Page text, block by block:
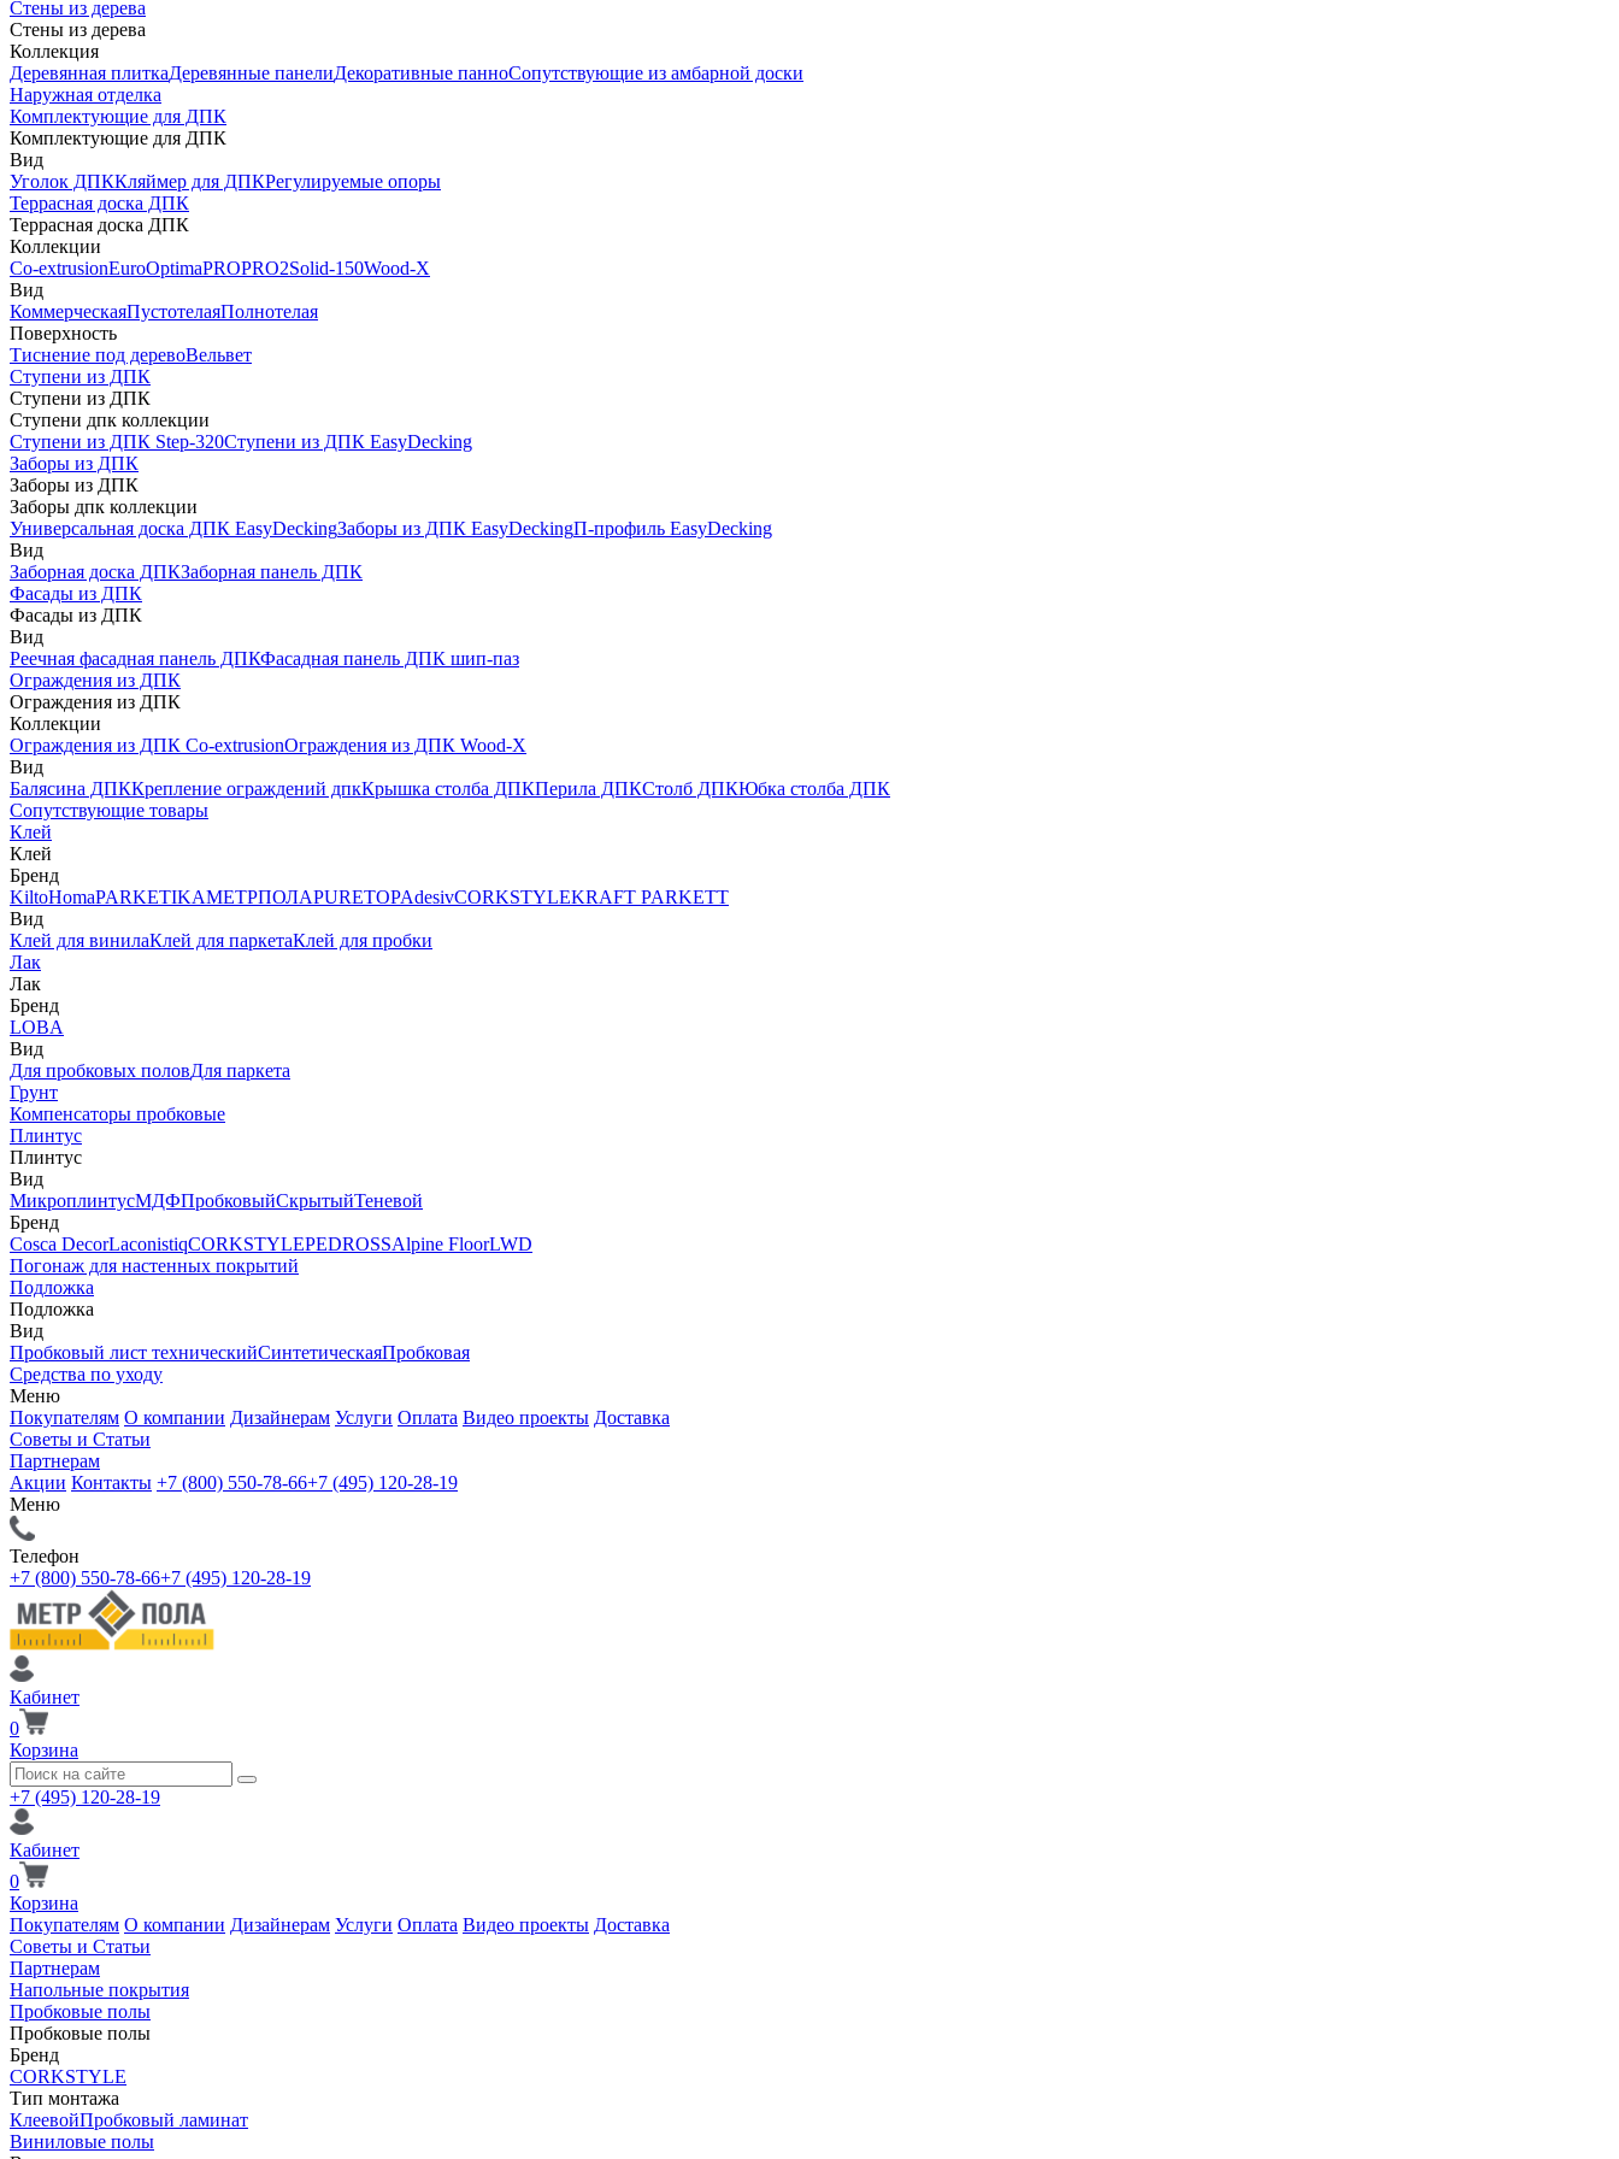
Стены из дерева
Стены из дерева
Коллекция
Деревянная плиткаДеревянные панелиДекоративные панноСопутствующие из амбарной доски
Наружная отделка
Комплектующие для ДПК
Комплектующие для ДПК
Вид
Уголок ДПККляймер для ДПКРегулируемые опоры
Террасная доска ДПК
Террасная доска ДПК
Коллекции
Co-extrusionEuroOptimaPROPRO2Solid-150Wood-X
Вид
КоммерческаяПустотелаяПолнотелая
Поверхность
Тиснение под деревоВельвет
Ступени из ДПК
Ступени из ДПК
Ступени дпк коллекции
Ступени из ДПК Step-320Ступени из ДПК EasyDecking
Заборы из ДПК
Заборы из ДПК
Заборы дпк коллекции
Универсальная доска ДПК EasyDeckingЗаборы из ДПК EasyDeckingП-профиль EasyDecking
Вид
Заборная доска ДПКЗаборная панель ДПК
Фасады из ДПК
Фасады из ДПК
Вид
Реечная фасадная панель ДПКФасадная панель ДПК шип-паз
Ограждения из ДПК
Ограждения из ДПК
Коллекции
Ограждения из ДПК Co-extrusionОграждения из ДПК Wood-X
Вид
Балясина ДПККрепление ограждений дпкКрышка столба ДПКПерила ДПКСтолб ДПКЮбка столба ДПК
Сопутствующие товары
Клей
Клей
Бренд
KiltoHomaPARKETIKAМЕТРПОЛАPURETOPAdesivCORKSTYLEKRAFT PARKETT
Вид
Клей для винилаКлей для паркетаКлей для пробки
Лак
Лак
Бренд
LOBA
Вид
Для пробковых половДля паркета
Грунт
Компенсаторы пробковые
Плинтус
Плинтус
Вид
МикроплинтусМДФПробковыйСкрытыйТеневой
Бренд
Cosca DecorLaconistiqCORKSTYLEPEDROSSAlpine FloorLWD
Погонаж для настенных покрытий
Подложка
Подложка
Вид
Пробковый лист техническийСинтетическаяПробковая
Средства по уходу
Меню
Покупателям О компании Дизайнерам Услуги Оплата Видео проекты Доставка
Советы и Статьи
Партнерам
Акции Контакты +7 (800) 550-78-66+7 (495) 120-28-19
Меню
Телефон
+7 (800) 550-78-66+7 (495) 120-28-19
Кабинет
0
Корзина
+7 (495) 120-28-19
Кабинет
0
Корзина
Покупателям О компании Дизайнерам Услуги Оплата Видео проекты Доставка
Советы и Статьи
Партнерам
Напольные покрытия
Пробковые полы
Пробковые полы
Бренд
CORKSTYLE
Тип монтажа
КлеевойПробковый ламинат
Виниловые полы